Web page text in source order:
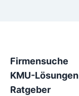
Firmensuche
KMU-Lösungen
Ratgeber